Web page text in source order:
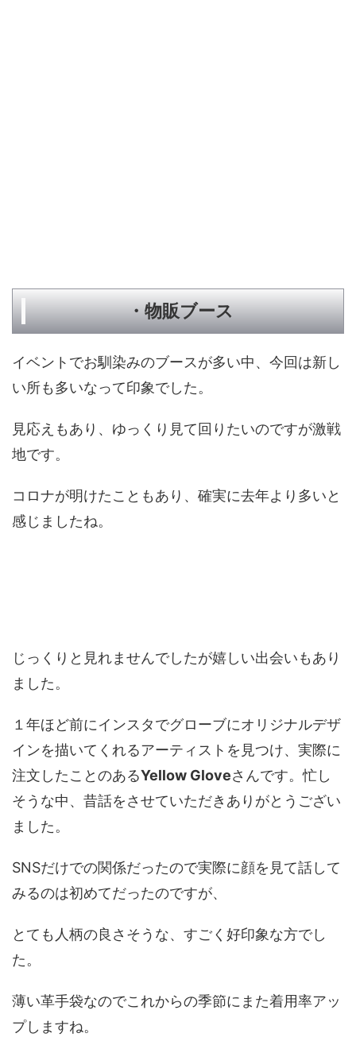
・物販ブース
イベントでお馴染みのブースが多い中、今回は新し
い所も多いなって印象でした。
見応えもあり、ゆっくり見て回りたいのですが激戦
地です。
コロナが明けたこともあり、確実に去年より多いと
感じましたね。
じっくりと見れませんでしたが嬉しい出会いもあり
ました。
１年ほど前にインスタでグローブにオリジナルデザ
インを描いてくれるアーティストを見つけ、実際に
注文したことのあるYellow Gloveさんです。忙し
そうな中、昔話をさせていただきありがとうござい
ました。
SNSだけでの関係だったので実際に顔を見て話して
みるのは初めてだったのですが、
とても人柄の良さそうな、すごく好印象な方でし
た。
薄い革手袋なのでこれからの季節にまた着用率アッ
プしますね。